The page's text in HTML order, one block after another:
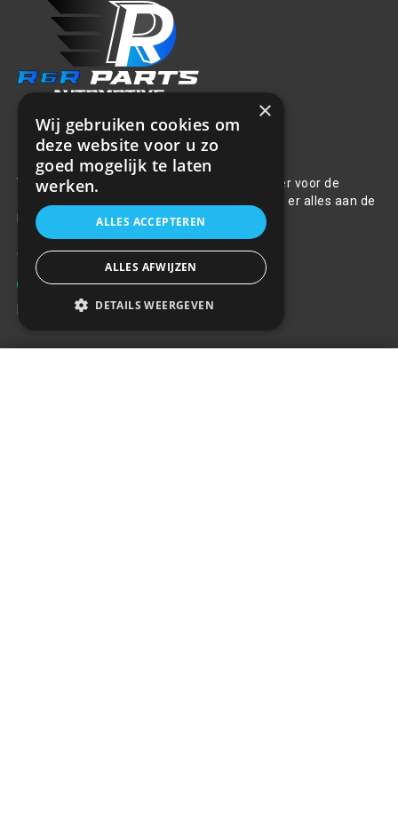
Over ons
Welkom bij R&R Parts Automotive, uw partner voor de
aanschaf van alle auto accessoires. Wij doen er alles aan de
beste selectie, service & prijs te bieden.
Contact
+31(0)85 486 83 17
info@rrparts.nl
×
Wij gebruiken cookies om
deze website voor u zo
goed mogelijk te laten
werken.
ALLES ACCEPTEREN
ALLES AFWIJZEN
DETAILS WEERGEVEN